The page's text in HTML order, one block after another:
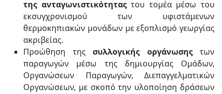
της ανταγωνιστικότηταςτου τομέα μέσω του
εκσυγχρονισμού των υφιστάμενων
θερμοκηπιακών μονάδων με εξοπλισμό γεωργίας
ακριβείας.
Προώθηση της συλλογικής οργάνωσηςτων
παραγωγών μέσω της δημιουργίας Ομάδων,
Οργανώσεων Παραγωγών, Διεπαγγελματικών
Οργανώσεων, με σκοπό την υλοποίηση δράσεων